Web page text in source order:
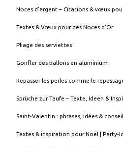
Noces d’argent – Citations & vœux
Textes & Vœux pour des Noces d’Or
Pliage des serviettes
Gonfler des ballons en aluminium
Repasser les perles comme le
Sprüche zur Taufe – Texte, Ideen &
Saint-Valentin : phrases, idées &
Textes & inspiration pour Noël | Party-